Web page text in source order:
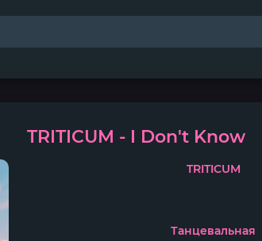
TRITICUM - I Don't Know
TRITICUM
Танцевальная